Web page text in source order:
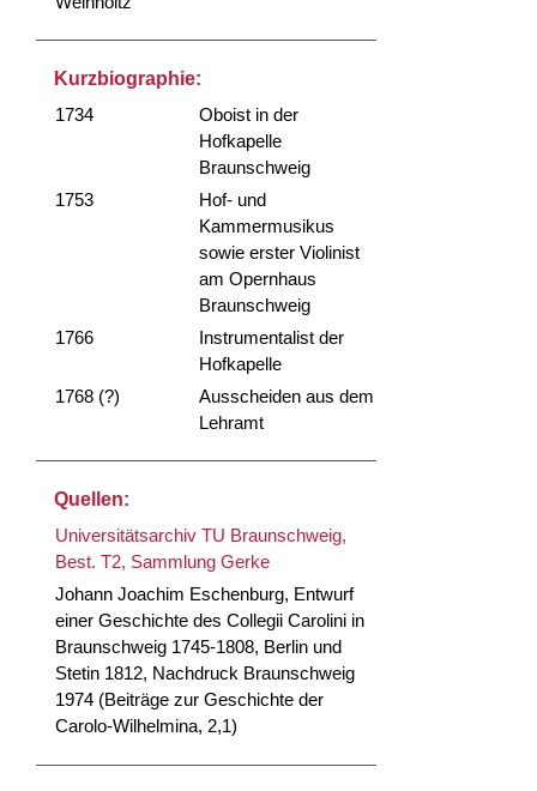
Kurzbiographie:
1734
Oboist in der
Hofkapelle
Braunschweig
1753
Hof- und
Kammermusikus
sowie erster Violinist
am Opernhaus
Braunschweig
1766
Instrumentalist der
Hofkapelle
1768 (?)
Ausscheiden aus dem
Lehramt
Quellen:
Universitätsarchiv TU Braunschweig,
Best. T2, Sammlung Gerke
Johann Joachim Eschenburg, Entwurf
einer Geschichte des Collegii Carolini in
Braunschweig 1745-1808, Berlin und
Stetin 1812, Nachdruck Braunschweig
1974 (Beiträge zur Geschichte der
Carolo-Wilhelmina, 2,1)